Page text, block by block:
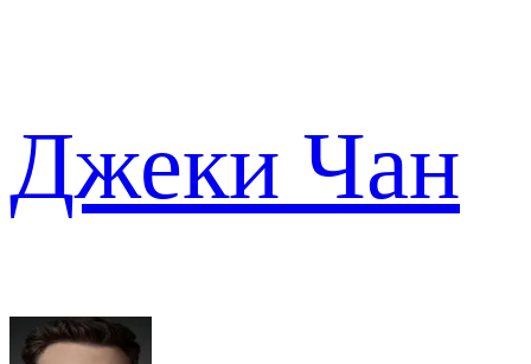
Джеки Чан